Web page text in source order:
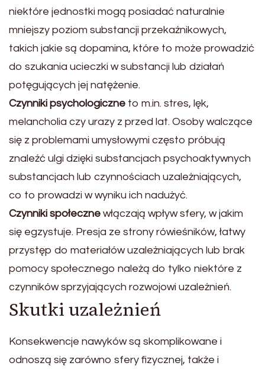
niektóre jednostki mogą posiadać naturalnie
mniejszy poziom substancji przekaźnikowych,
takich jakie są dopamina, które to może prowadzić
do szukania ucieczki w substancji lub działań
potęgujących jej natężenie.
Czynniki psychologiczne to m.in. stres, lęk,
melancholia czy urazy z przed lat. Osoby walczące
się z problemami umysłowymi często próbują
znaleźć ulgi dzięki substancjach psychoaktywnych
substancjach lub czynnościach uzależniających,
co to prowadzi w wyniku ich nadużyć.
Czynniki społeczne włączają wpływ sfery, w jakim
się egzystuje. Presja ze strony rówieśników, łatwy
przystęp do materiałów uzależniających lub brak
pomocy społecznego należą do tylko niektóre z
czynników sprzyjających rozwojowi uzależnień.
Skutki uzależnień
Konsekwencje nawyków są skomplikowane i
odnoszą się zarówno sfery fizycznej, także i